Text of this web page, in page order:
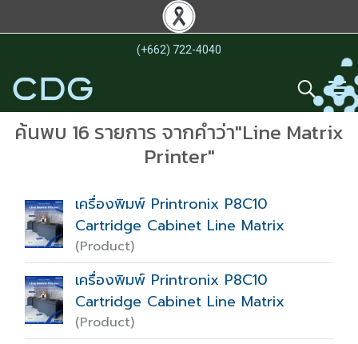
(+662) 722-4040
ค้นพบ 16 รายการ จากคำว่า"Line Matrix
Printer"
เครื่องพิมพ์ Printronix P8C10
Cartridge Cabinet Line Matrix
(Product)
เครื่องพิมพ์ Printronix P8C10
Cartridge Cabinet Line Matrix
(Product)